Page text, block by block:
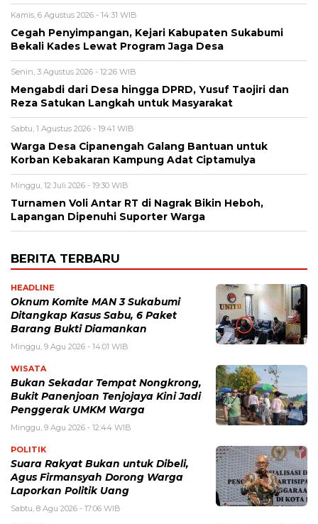
Kamis, 6 Agustus 2026 - 14:31 WIB
Cegah Penyimpangan, Kejari Kabupaten Sukabumi
Bekali Kades Lewat Program Jaga Desa
Senin, 3 Agustus 2026 - 12:26 WIB
Mengabdi dari Desa hingga DPRD, Yusuf Taojiri dan
Reza Satukan Langkah untuk Masyarakat
Sabtu, 1 Agustus 2026 - 19:41 WIB
Warga Desa Cipanengah Galang Bantuan untuk
Korban Kebakaran Kampung Adat Ciptamulya
Minggu, 12 Juli 2026 - 19:30 WIB
Turnamen Voli Antar RT di Nagrak Bikin Heboh,
Lapangan Dipenuhi Suporter Warga
BERITA TERBARU
HEADLINE
Oknum Komite MAN 3 Sukabumi
Ditangkap Kasus Sabu, 6 Paket
Barang Bukti Diamankan
Minggu, 9 Agu 2026 - 14:01 WIB
WISATA
Bukan Sekadar Tempat Nongkrong,
Bukit Panenjoan Tenjojaya Kini Jadi
Penggerak UMKM Warga
Minggu, 9 Agu 2026 - 12:44 WIB
POLITIK
Suara Rakyat Bukan untuk Dibeli,
Agus Firmansyah Dorong Warga
Laporkan Politik Uang
Sabtu, 8 Agu 2026 - 17:06 WIB